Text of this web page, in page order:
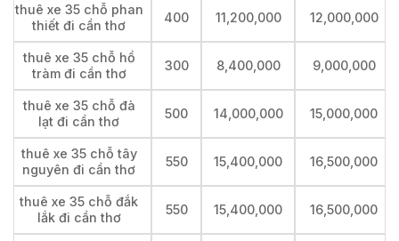
thuê xe 35 chỗ phan
thiết đi cần thơ
400 11,200,000 12,000,000
thuê xe 35 chỗ hồ
tràm đi cần thơ
300 8,400,000 9,000,000
thuê xe 35 chỗ đà
lạt đi cần thơ
500 14,000,000 15,000,000
thuê xe 35 chỗ tây
nguyên đi cần thơ
550 15,400,000 16,500,000
thuê xe 35 chỗ đắk
lắk đi cần thơ
550 15,400,000 16,500,000